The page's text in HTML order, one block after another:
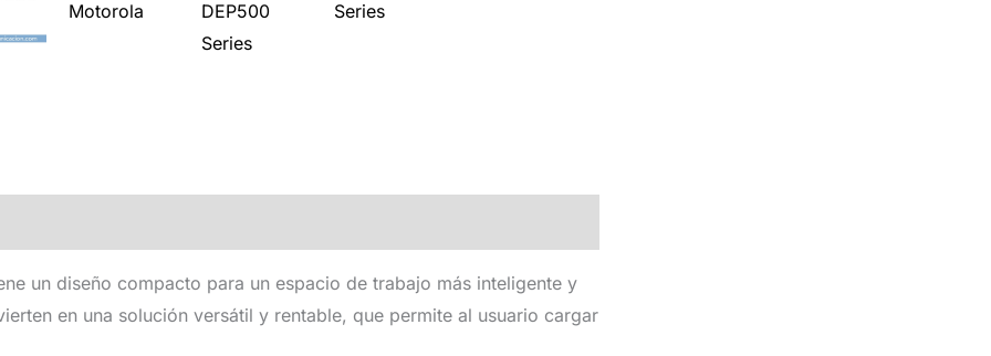
Motorola
DEP500
Series
Series
un diseño compacto para un espacio de trabajo más inteligente y
en una solución versátil y rentable, que permite al usuario cargar